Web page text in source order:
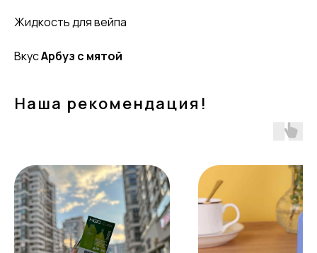
Жидкость для вейпа
ВкусАрбуз с мятой
Наша рекомендация!